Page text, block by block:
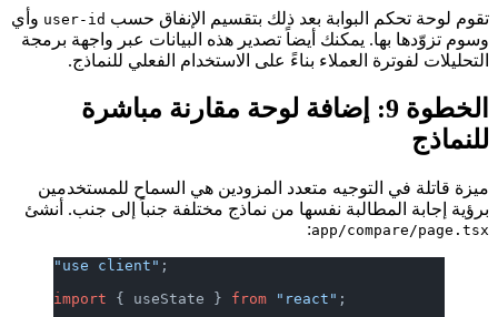
تقوم لوحة تحكم البوابة بعد ذلك بتقسيم الإنفاق حسبuser-idوأي
وسوم تزوّدها بها. يمكنك أيضاً تصدير هذه البيانات عبر واجهة برمجة
التحليلات لفوترة العملاء بناءً على الاستخدام الفعلي للنماذج.
الخطوة 9: إضافة لوحة مقارنة مباشرة
للنماذج
ميزة قاتلة في التوجيه متعدد المزودين هي السماح للمستخدمين
برؤية إجابة المطالبة نفسها من نماذج مختلفة جنباً إلى جنب. أنشئ
app/compare/page.tsx
:
"use client"
import { useState } from "react"